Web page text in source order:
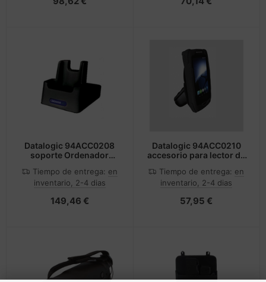
Datalogic 94ACC0208
soporte Ordenador
Tiempo de entrega: en
inventario, 2-4 dias
149,46 €
Datalogic 94ACC0210
accesorio para lector de
Tiempo de entrega: en
inventario, 2-4 dias
57,95 €